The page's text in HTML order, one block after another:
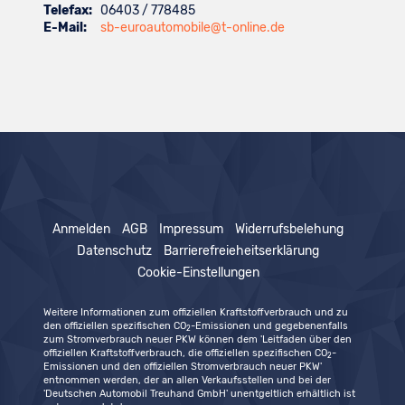
Telefax: 06403 / 778485
E-Mail:
sb-euroautomobile@t-online.de
Anmelden AGB Impressum
Widerrufsbelehung
Datenschutz
Barrierefreieheitserklärung
Cookie-Einstellungen
Weitere Informationen zum offiziellen Kraftstoffverbrauch und zu
den offiziellen spezifischen CO2-Emissionen und gegebenenfalls
zum Stromverbrauch neuer PKW können dem 'Leitfaden über den
offiziellen Kraftstoffverbrauch, die offiziellen spezifischen CO2-
Emissionen und den offiziellen Stromverbrauch neuer PKW'
entnommen werden, der an allen Verkaufsstellen und bei der
'Deutschen Automobil Treuhand GmbH' unentgeltlich erhältlich ist